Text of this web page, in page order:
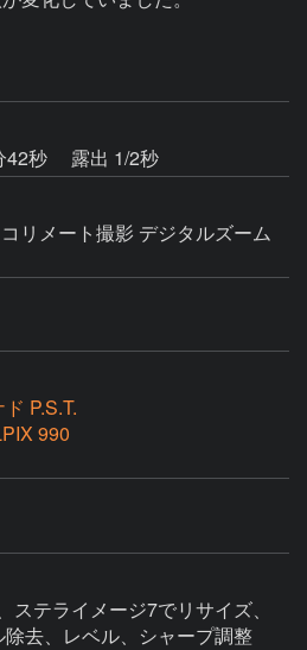
42秒
露出 1/2秒
リメート撮影 デジタルズーム
P.S.T.
990
テライメージ7でリサイズ、
去、レベル、シャープ調整